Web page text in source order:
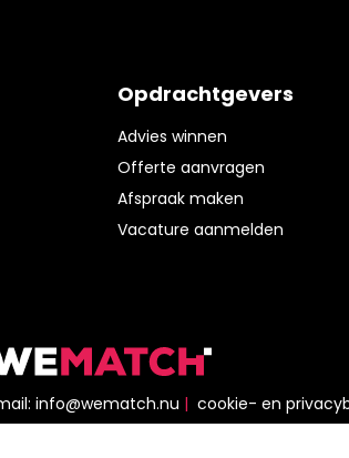
Opdrachtgevers
Advies winnen
Offerte aanvragen
Afspraak maken
Vacature aanmelden
info@wematch.nu cookie- en